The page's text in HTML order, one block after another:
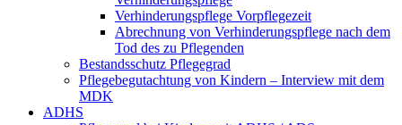
Verhinderungspflege Vorpflegezeit
Abrechnung von Verhinderungspflege nach dem
Tod des zu Pflegenden
Bestandsschutz Pflegegrad
Pflegebegutachtung von Kindern – Interview mit dem
MDK
ADHS